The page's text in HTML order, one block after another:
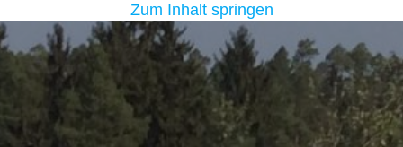
Zum Inhalt springen